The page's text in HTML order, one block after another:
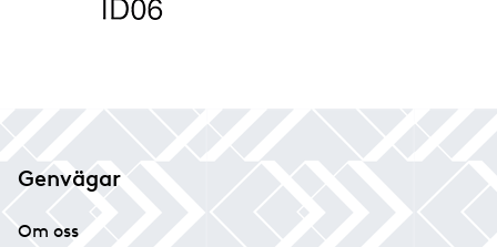
Genvägar
Om oss